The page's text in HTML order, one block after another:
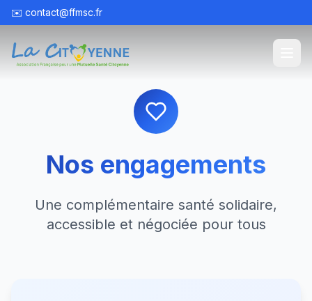
✉️ contact@ffmsc.fr
Nos engagements
Une complémentaire santé solidaire,
accessible et négociée pour tous